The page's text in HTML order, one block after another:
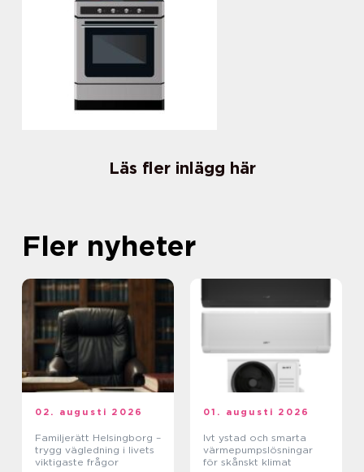
Läs fler inlägg här
Fler nyheter
02. augusti 2026
Familjerätt Helsingborg –
trygg vägledning i livets
viktigaste frågor
01. augusti 2026
Ivt ystad och smarta
värmepumpslösningar
för skånskt klimat